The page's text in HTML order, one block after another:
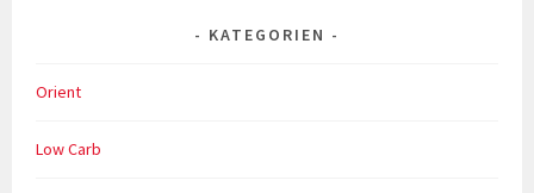
KATEGORIEN
Orient
Low Carb